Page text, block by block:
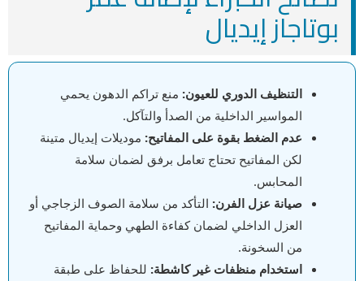
بوتاجاز إيديال
التنظيف الدوري للعيون: منع تراكم الدهون يحمي
المواسير الداخلية من الصدأ والتآكل.
عدم الضغط بقوة على المفاتيح: موديلات إيديال متينة
لكن المفاتيح تحتاج تعامل برفق لضمان سلامة
المحابس.
صيانة عزل الفرن: التأكد من سلامة الصوف الزجاجي أو
العزل الداخلي لضمان كفاءة الطهي وحماية المفاتيح
من السخونة.
استخدام منظفات غير كاشطة: للحفاظ على طبقة